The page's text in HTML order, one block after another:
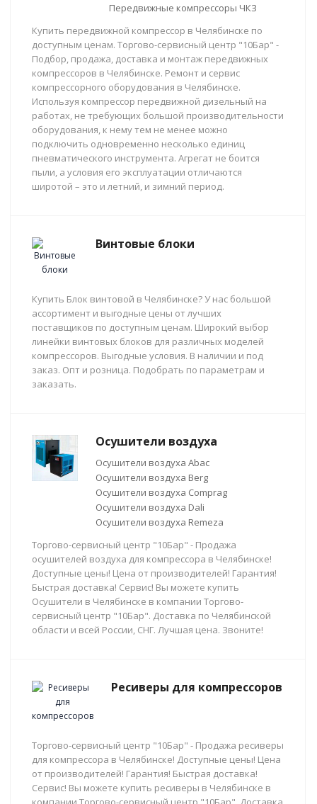
Передвижные компрессоры ЧКЗ
Купить передвижной компрессор в Челябинске по
доступным ценам. Торгово-сервисный центр "10Бар" -
Подбор, продажа, доставка и монтаж передвижных
компрессоров в Челябинске. Ремонт и сервис
компрессорного оборудования в Челябинске.
Используя компрессор передвижной дизельный на
работах, не требующих большой производительности
оборудования, к нему тем не менее можно
подключить одновременно несколько единиц
пневматического инструмента. Агрегат не боится
пыли, а условия его эксплуатации отличаются
широтой – это и летний, и зимний период.
Винтовые блоки
Купить Блок винтовой в Челябинске? У нас большой
ассортимент и выгодные цены от лучших
поставщиков по доступным ценам. Широкий выбор
линейки винтовых блоков для различных моделей
компрессоров. Выгодные условия. В наличии и под
заказ. Опт и розница. Подобрать по параметрам и
заказать.
Осушители воздуха
Осушители воздуха Abac
Осушители воздуха Berg
Осушители воздуха Comprag
Осушители воздуха Dali
Осушители воздуха Remeza
Торгово-сервисный центр "10Бар" - Продажа
осушителей воздуха для компрессора в Челябинске!
Доступные цены! Цена от производителей! Гарантия!
Быстрая доставка! Сервис! Вы можете купить
Осушители в Челябинске в компании Торгово-
сервисный центр "10Бар". Доставка по Челябинской
области и всей России, СНГ. Лучшая цена. Звоните!
Ресиверы для компрессоров
Торгово-сервисный центр "10Бар" - Продажа ресиверы
для компрессора в Челябинске! Доступные цены! Цена
от производителей! Гарантия! Быстрая доставка!
Сервис! Вы можете купить ресиверы в Челябинске в